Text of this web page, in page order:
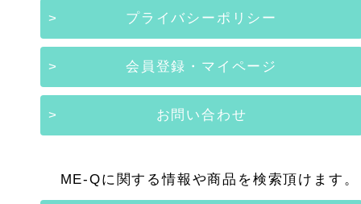
プライバシーポリシー
会員登録・マイページ
お問い合わせ
ME-Qに関する情報や商品を検索頂けます。